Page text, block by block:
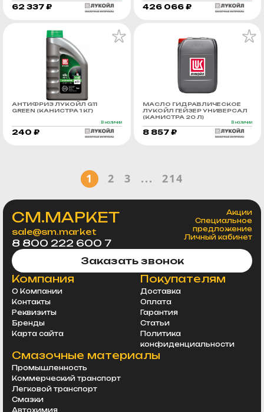
62 337 ₽ 426 066 ₽
АНТИФРИЗ ЛУКОЙЛ G11
GREEN (КАНИСТРА 1 КГ)
В наличии
240 ₽
МАСЛО ГИДРАВЛИЧЕСКОЕ
ЛУКОЙЛ ГЕЙЗЕР УНИВЕРСАЛ
(КАНИСТРА 20 Л)
В наличии
8 857 ₽
1 2 3 ... 214
СМ.МАРКЕТ
sale@sm.market
8 800 222 600 7
Акции
Специальное
предложение
Личный кабинет
Заказать звонок
Компания
О Компании
Контакты
Реквизиты
Бренды
Карта сайта
Покупателям
Доставка
Оплата
Гарантия
Статьи
Политика
конфиденциальности
Смазочные материалы
Промышленность
Коммерческий транспорт
Легковой транспорт
Смазки
Автохимия